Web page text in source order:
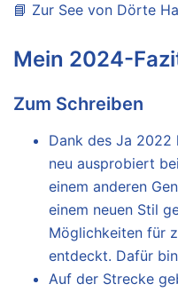
📘 Zur See von Dörte
Mein 2024-
Zum Schreiben
Dank des Ja
neu ausprobiert
einem anderen
einem neuen Stil
Möglichkeiten für
entdeckt. Dafür
Auf der Strecke